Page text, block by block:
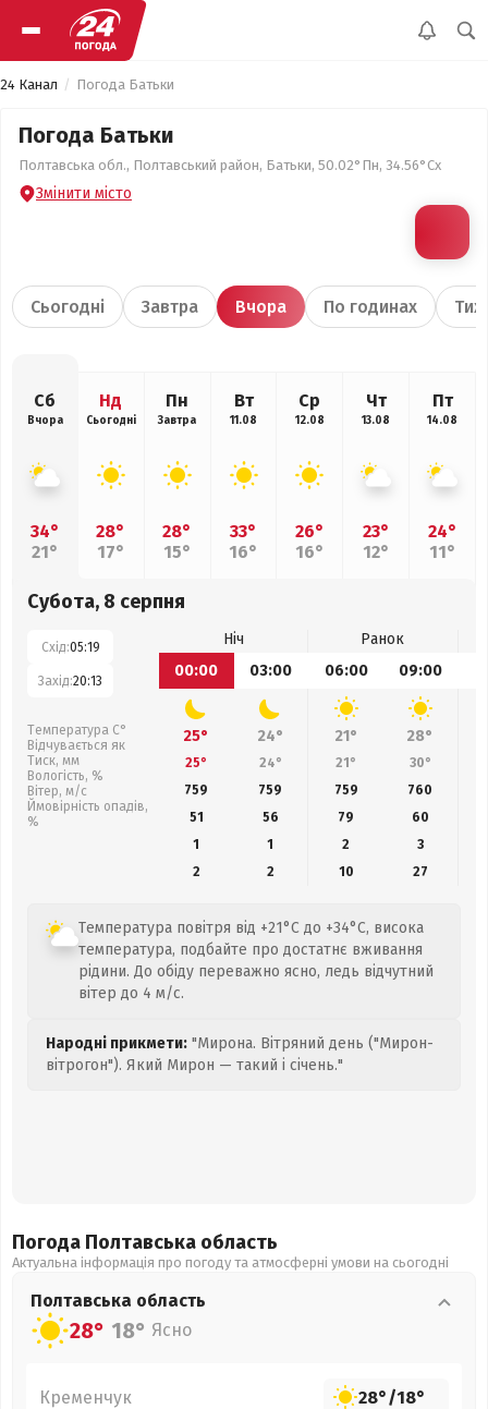
24 Канал Погода Батьки
Погода Батьки
Полтавська обл., Полтавський район, Батьки, 50.02°Пн, 34.56°Сх
Змінити місто
Сьогодні Завтра Вчора По годинах
Сб
Вчора
34°
21°
Нд
Сьогодні
28°
17°
Пн
Завтра
28°
15°
Вт
11.08
33°
16°
Ср
12.08
26°
16°
Чт
13.08
23°
12°
Пт
14.08
24°
11°
Субота, 8 серпня
Схід:05:19
Захід:20:13
Температура С°
Відчувається як
Тиск, мм
Вологість, %
Вітер, м/с
Ймовірність опадів,
%
Ніч
Ранок
00:00
03:00 06:00 09:00
25° 24° 21° 28°
25° 24° 21° 30°
759
759 759 760
51
56 79 60
1
1 2
3
2
2 10 27
Температура повітря від +21°C до +34°C, висока
температура, подбайте про достатнє вживання
рідини. До обіду переважно ясно, ледь відчутний
вітер до 4 м/с.
Народні прикмети: "Мирона. Вітряний день ("Мирон-
вітрогон"). Який Мирон — такий і січень."
Погода Полтавська область
Актуальна інформація про погоду та атмосферні умови на сьогодні
Полтавська область
28° 18° Ясно
Кременчук 28°/18°